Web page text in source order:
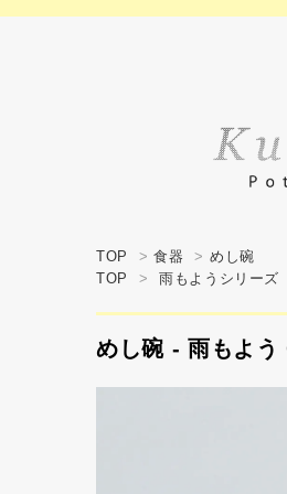
TOP > 食器 > めし碗
TOP
> 雨もようシリーズ
めし碗 - 雨もよう